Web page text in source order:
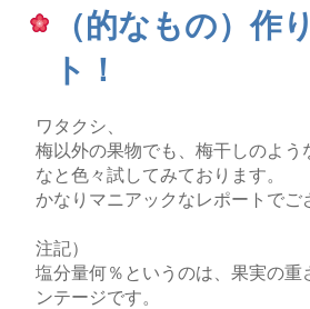
（的なもの）作
ト！
ワタクシ、
梅以外の果物でも、梅干しのよう
なと色々試してみております。
かなりマニアックなレポートでご
注記）
塩分量何％というのは、果実の重
ンテージです。